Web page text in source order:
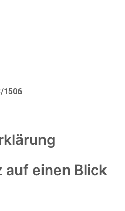
1506
auf einen Blick